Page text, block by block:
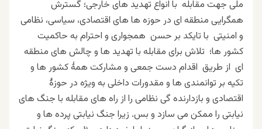
ملی جهت مقابله با انواع تهدید های خارجی؛ گسترش
همگرایی منطقه ای در حوزه ها های اقتصادی، سیاسی، نظامی
و امنیتی با تایکد بر حسن همجواری و احترام به حاکمیت
کشور ها؛ تلاش برای مقابله با تهدید ها و چالش های منطقه
ای از طریق اقدام دست جمعی و مشارکت همۀ کشور ها و
تکیه بر توانمندی ها و مقدورات داخلی به ویژه در حوزۀ
اقتصادی و بازدارنده گی نظامی را از راه های مقابله با جنگ های
نیابتی را ممکن می سازد و بس. زیرا جنگ نیابتی پرده ها و